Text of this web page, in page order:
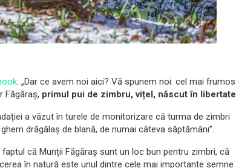
: „Dar ce avem noi aici? Vă spunem noi: cel mai frumos
Făgăraș, primul pui de zimbru, vițel, născut în libertate
a văzut în turele de monitorizare că turma de zimbri
drăgălaș de blană, de numai câteva săptămâni”.
că Munții Făgăraș sunt un loc bun pentru zimbri, că
în natură este unul dintre cele mai importante semne